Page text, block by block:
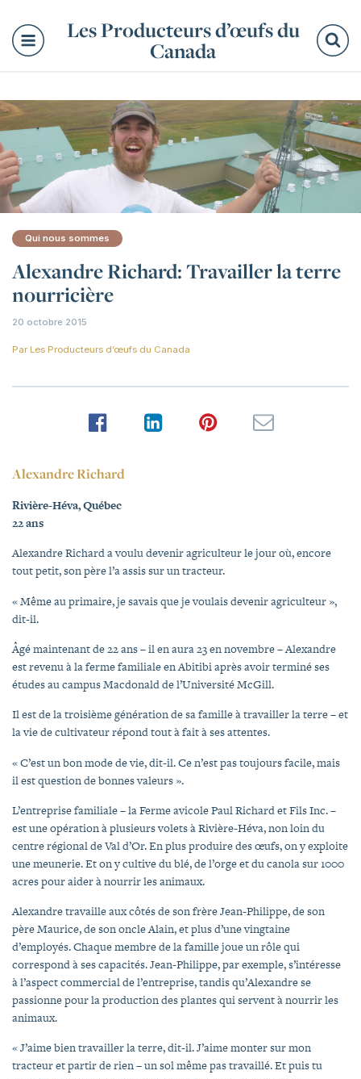
Les Producteurs d’œufs du
Canada
Qui nous sommes
Alexandre Richard: Travailler la terre
nourricière
20 octobre 2015
Par Les Producteurs d’œufs du Canada
Alexandre Richard
Rivière-Héva, Québec
22 ans
Alexandre Richard a voulu devenir agriculteur le jour où, encore
tout petit, son père l’a assis sur un tracteur.
« Même au primaire, je savais que je voulais devenir agriculteur »,
dit-il.
Âgé maintenant de 22 ans – il en aura 23 en novembre – Alexandre
est revenu à la ferme familiale en Abitibi après avoir terminé ses
études au campus Macdonald de l’Université McGill.
Il est de la troisième génération de sa famille à travailler la terre – et
la vie de cultivateur répond tout à fait à ses attentes.
« C’est un bon mode de vie, dit-il. Ce n’est pas toujours facile, mais
il est question de bonnes valeurs ».
L’entreprise familiale – la Ferme avicole Paul Richard et Fils Inc. –
est une opération à plusieurs volets à Rivière-Héva, non loin du
centre régional de Val d’Or. En plus produire des œufs, on y exploite
une meunerie. Et on y cultive du blé, de l’orge et du canola sur 1000
acres pour aider à nourrir les animaux.
Alexandre travaille aux côtés de son frère Jean-Philippe, de son
père Maurice, de son oncle Alain, et plus d’une vingtaine
d’employés. Chaque membre de la famille joue un rôle qui
correspond à ses capacités. Jean-Philippe, par exemple, s’intéresse
à l’aspect commercial de l’entreprise, tandis qu’Alexandre se
passionne pour la production des plantes qui servent à nourrir les
animaux.
« J’aime bien travailler la terre, dit-il. J’aime monter sur mon
tracteur et partir de rien – un sol même pas travaillé. Et puis tu